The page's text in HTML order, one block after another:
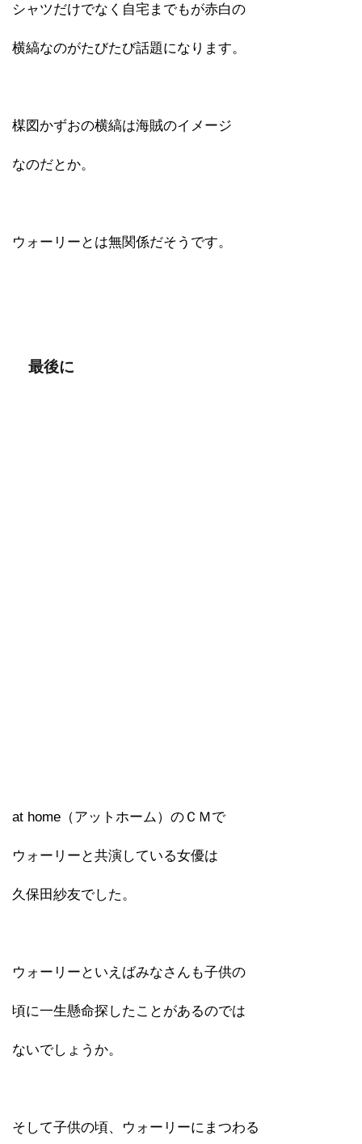
シャツだけでなく自宅までもが赤白の
横縞なのがたびたび話題になります。
楳図かずおの横縞は海賊のイメージ
なのだとか。
ウォーリーとは無関係だそうです。
最後に
at home（アットホーム）のＣＭで
ウォーリーと共演している女優は
久保田紗友でした。
ウォーリーといえばみなさんも子供の
頃に一生懸命探したことがあるのでは
ないでしょうか。
そして子供の頃、ウォーリーにまつわる